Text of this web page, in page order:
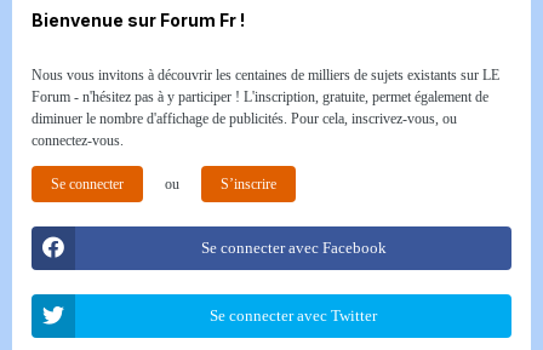
Bienvenue sur Forum Fr !
Nous vous invitons à découvrir les centaines de milliers de sujets existants sur LE
Forum - n'hésitez pas à y participer ! L'inscription, gratuite, permet également de
diminuer le nombre d'affichage de publicités. Pour cela, inscrivez-vous, ou
connectez-vous.
Se connecter ou S’inscrire
Se connecter avec Facebook
Se connecter avec Twitter